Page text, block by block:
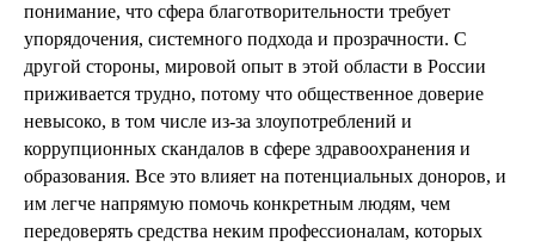
понимание, что сфера благотворительности требует
упорядочения, системного подхода и прозрачности. С
другой стороны, мировой опыт в этой области в России
приживается трудно, потому что общественное доверие
невысоко, в том числе из-за злоупотреблений и
коррупционных скандалов в сфере здравоохранения и
образования. Все это влияет на потенциальных доноров, и
им легче напрямую помочь конкретным людям, чем
передоверять средства неким профессионалам, которых